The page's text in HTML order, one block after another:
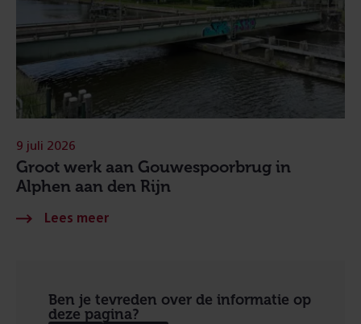
Groot werk aan Gouwespoorbrug in
Alphen aan den Rijn
9 juli 2026
Ben je tevreden over de informatie op
deze pagina?